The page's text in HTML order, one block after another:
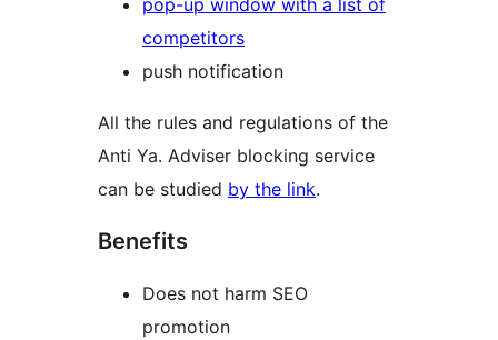
pop-up window with a list of
competitors
push notification
All the rules and regulations of the
Anti Ya. Adviser blocking service
can be studied by the link.
Benefits
Does not harm SEO
promotion